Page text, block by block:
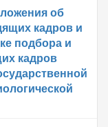
об
кадров и
подбора и
кадров